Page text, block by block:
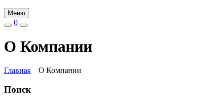
Меню
0
О Компании
Главная О Компании
Поиск